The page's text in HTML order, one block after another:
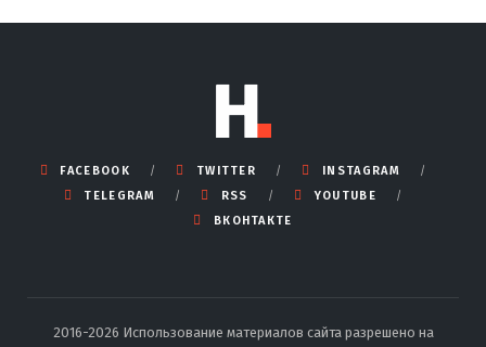
FACEBOOK TWITTER
INSTAGRAM
TELEGRAM
RSS
YOUTUBE
ВКОНТАКТЕ
2016-2026 Использование материалов сайта разрешено на